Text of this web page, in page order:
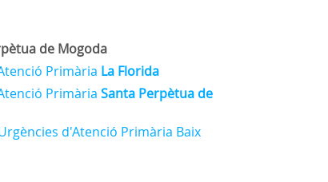
de Mogoda
Primària La Florida
PrimàriaSanta Perpètua de
d'Atenció Primària Baix